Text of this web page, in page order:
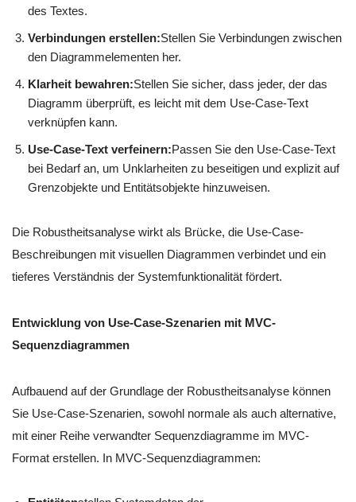
des Textes.
Verbindungen erstellen:Stellen Sie Verbindungen zwischen
den Diagrammelementen her.
Klarheit bewahren:Stellen Sie sicher, dass jeder, der das
Diagramm überprüft, es leicht mit dem Use-Case-Text
verknüpfen kann.
Use-Case-Text verfeinern:Passen Sie den Use-Case-Text
bei Bedarf an, um Unklarheiten zu beseitigen und explizit auf
Grenzobjekte und Entitätsobjekte hinzuweisen.
Die Robustheitsanalyse wirkt als Brücke, die Use-Case-
Beschreibungen mit visuellen Diagrammen verbindet und ein
tieferes Verständnis der Systemfunktionalität fördert.
Entwicklung von Use-Case-Szenarien mit MVC-
Sequenzdiagrammen
Aufbauend auf der Grundlage der Robustheitsanalyse können
Sie Use-Case-Szenarien, sowohl normale als auch alternative,
mit einer Reihe verwandter Sequenzdiagramme im MVC-
Format erstellen. In MVC-Sequenzdiagrammen: